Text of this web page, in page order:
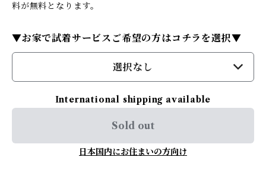
料が無料となります。
▼お家で試着サービスご希望の方はコチラを選択▼
選択なし
International shipping available
Sold out
日本国内にお住まいの方向け